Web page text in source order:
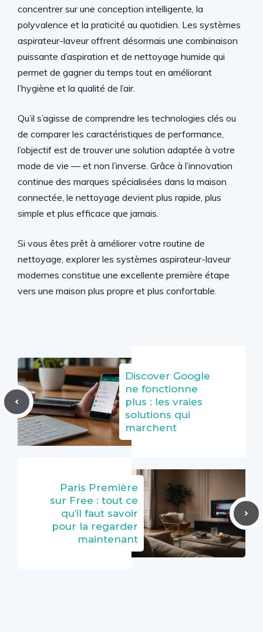
concentrer sur une conception intelligente, la
polyvalence et la praticité au quotidien. Les systèmes
aspirateur-laveur offrent désormais une combinaison
puissante d’aspiration et de nettoyage humide qui
permet de gagner du temps tout en améliorant
l’hygiène et la qualité de l’air.
Qu’il s’agisse de comprendre les technologies clés ou
de comparer les caractéristiques de performance,
l’objectif est de trouver une solution adaptée à votre
mode de vie — et non l’inverse. Grâce à l’innovation
continue des marques spécialisées dans la maison
connectée, le nettoyage devient plus rapide, plus
simple et plus efficace que jamais.
Si vous êtes prêt à améliorer votre routine de
nettoyage, explorer les systèmes aspirateur-laveur
modernes constitue une excellente première étape
vers une maison plus propre et plus confortable.
Discover Google
ne fonctionne
plus : les vraies
solutions qui
marchent
Paris Première
sur Free : tout ce
qu’il faut savoir
pour la regarder
maintenant